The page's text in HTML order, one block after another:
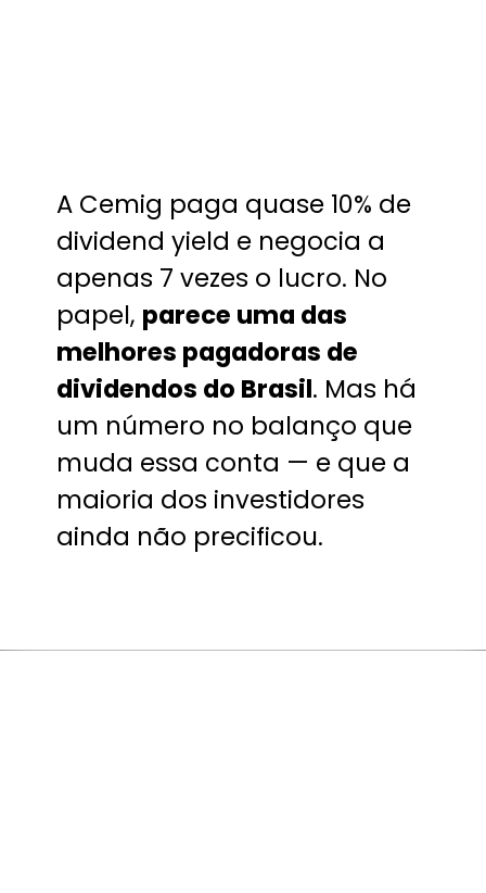
A Cemig paga quase 10% de
dividend yield e negocia a
apenas 7 vezes o lucro. No
papel, parece uma das
melhores pagadoras de
dividendos do Brasil. Mas há
um número no balanço que
muda essa conta — e que a
maioria dos investidores
ainda não precificou.